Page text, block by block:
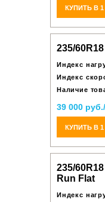
КУПИТЬ В
235/60R18
Индекс
Индекс
Наличие
39 000
КУПИТЬ В
235/60R18
Run Flat
Индекс